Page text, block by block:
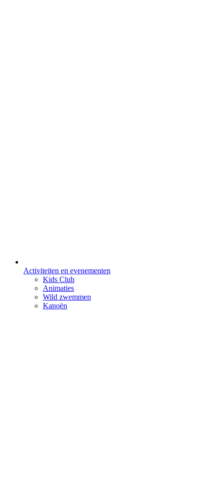
Activiteiten en evenementen
Kids Club
Animaties
Wild zwemmen
Kanoën